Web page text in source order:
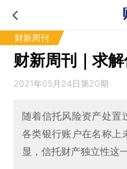
财新周刊
财新周刊｜求
2021年05月24日第20期
随着信托风险资产处置
各类银行账户在名称上
显，信托财产独立性这